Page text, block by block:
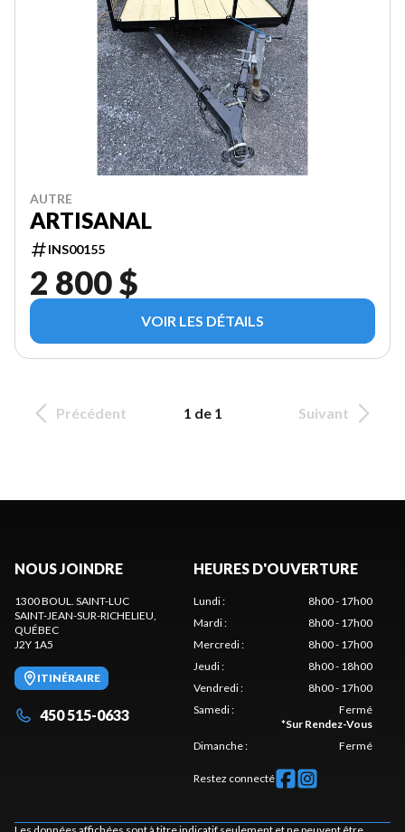
AUTRE
ARTISANAL
INS00155
2 800 $
VOIR LES DÉTAILS
Précédent 1 de 1 Suivant
NOUS JOINDRE
1300 BOUL. SAINT-LUC
SAINT-JEAN-SUR-RICHELIEU
QUÉBEC
J2Y 1A5
ITINÉRAIRE
450 515-0633
HEURES D'OUVERTURE
Lundi:
8h00 - 17h00
Mardi:
8h00 - 17h00
Mercredi:
8h00 - 17h00
Jeudi:
8h00 - 18h00
Vendredi:
8h00 - 17h00
Samedi:
Fermé
*Sur Rendez-Vous
Dimanche: Fermé
Restez connecté
Les données affichées sont à titre indicatif seulement et ne peuvent être